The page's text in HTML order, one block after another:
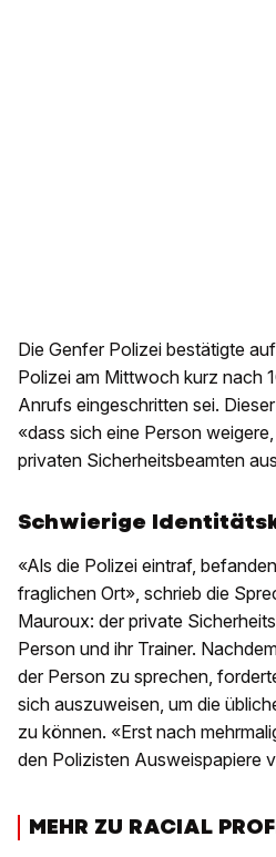
Die Genfer Polizei bestätigte
Polizei am Mittwoch kurz nach
Anrufs eingeschritten sei.
«dass sich eine Person
privaten Sicherheitsbeamten
Schwierige
«Als die Polizei eintraf,
fraglichen Ort», schrieb die
Mauroux: der private
Person und ihr Trainer.
der Person zu sprechen,
sich auszuweisen, um die
zu können. «Erst nach
den Polizisten Ausweispapiere
MEHR ZU RACIAL